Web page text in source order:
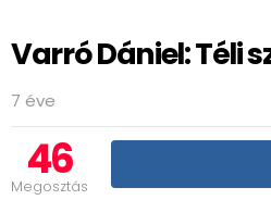
Varró Dániel: Téli
7 éve
46
Megosztás